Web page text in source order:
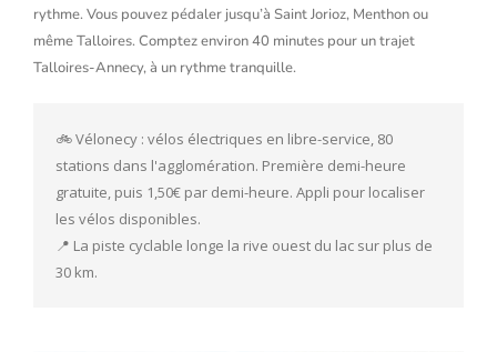
rythme. Vous pouvez pédaler jusqu’à Saint Jorioz, Menthon ou
même Talloires. Comptez environ 40 minutes pour un trajet
Talloires-Annecy, à un rythme tranquille.
🚲 Vélonecy : vélos électriques en libre-service, 80
stations dans l'agglomération. Première demi-heure
gratuite, puis 1,50€ par demi-heure. Appli pour localiser
les vélos disponibles.
📍 La piste cyclable longe la rive ouest du lac sur plus de
30 km.